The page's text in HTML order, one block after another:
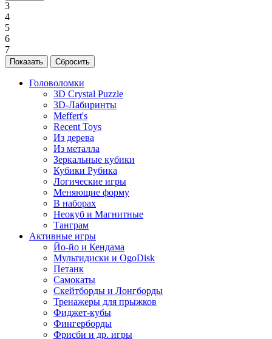
3
4
5
6
7
Головоломки
3D Crystal Puzzle
3D-Лабиринты
Meffert's
Recent Toys
Из дерева
Из металла
Зеркальные кубики
Кубики Рубика
Логические игры
Меняющие форму
В наборах
Неокуб и Магнитные
Танграм
Активные игры
Йо-йо и Кендама
Мультидиски и OgoDisk
Петанк
Самокаты
Скейтборды и Лонгборды
Тренажеры для прыжков
Фиджет-кубы
Фингерборды
Фрисби и др. игры